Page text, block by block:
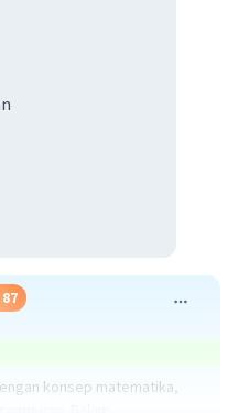
konsep matematika,